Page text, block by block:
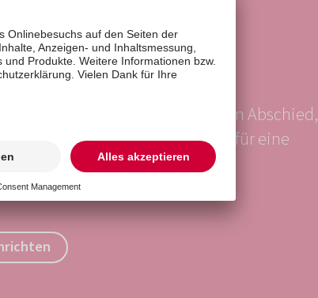
Ihrem Liebling einen würdevollen Abschied,
gültigen Kremierungspreis für eine